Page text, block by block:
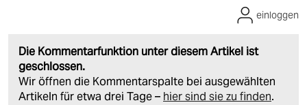
Die Kommentarfunktion unter diesem Artikel ist
geschlossen.
Wir öffnen die Kommentarspalte bei ausgewählten
Artikeln für etwa drei Tage – hier sind sie zu finden.
einloggen